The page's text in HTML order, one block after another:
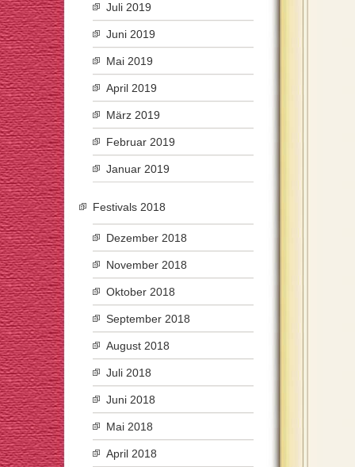
Juli 2019
Juni 2019
Mai 2019
April 2019
März 2019
Februar 2019
Januar 2019
Festivals 2018
Dezember 2018
November 2018
Oktober 2018
September 2018
August 2018
Juli 2018
Juni 2018
Mai 2018
April 2018